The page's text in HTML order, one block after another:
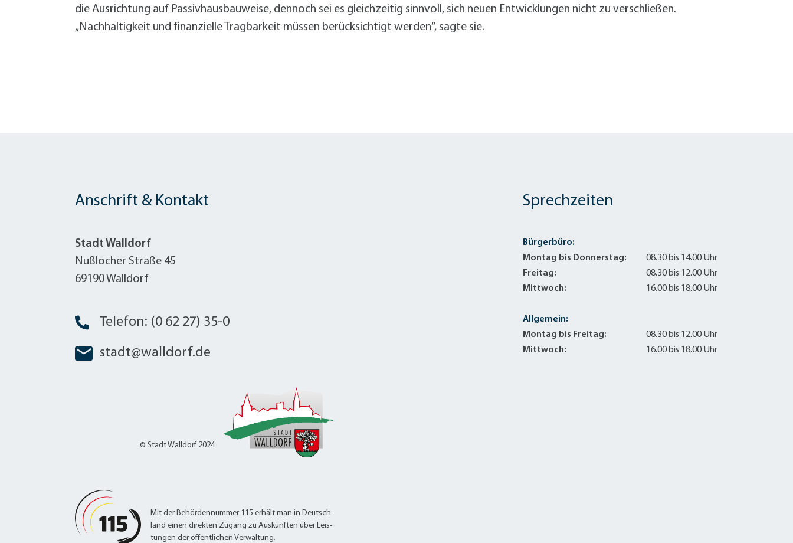
die Ausrichtung auf Passivhausbauweise, dennoch sei es gleichzeitig sinnvoll, sich neuen Entwicklungen nicht zu verschließen.
„Nachhaltigkeit und finanzielle Tragbarkeit müssen berücksichtigt werden“, sagte sie.
Anschrift & Kontakt
Stadt Walldorf
Nußlocher Straße 45
69190 Walldorf
Telefon: (0 62 27) 35-0
stadt@walldorf.de
Sprechzeiten
Bürgerbüro:
Montag bis Donnerstag:
08.30 bis 14.00 Uhr
Freitag:
08.30 bis 12.00 Uhr
Mittwoch:
16.00 bis 18.00 Uhr
Allgemein:
Montag bis Freitag:
08.30 bis 12.00 Uhr
Mittwoch:
16.00 bis 18.00 Uhr
© Stadt Walldorf 2024
Mit der Behördennummer 115 erhält man in Deutsch-
land einen direkten Zugang zu Auskünften über Leis-
tungen der öffentlichen Verwaltung.